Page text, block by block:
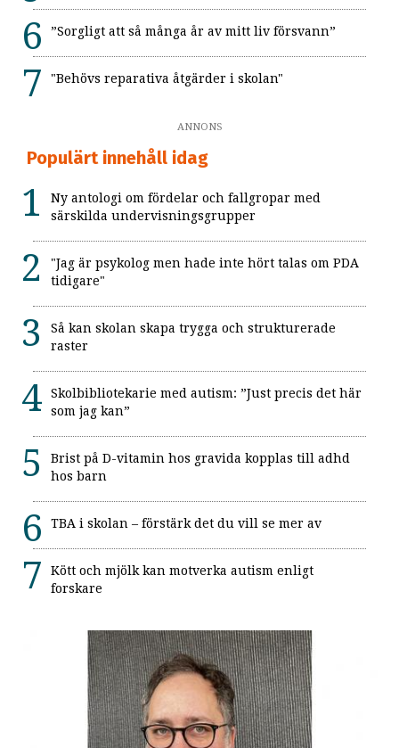
”Sorgligt att så många år av mitt liv försvann”
"Behövs reparativa åtgärder i skolan"
ANNONS
Populärt innehåll idag
Ny antologi om fördelar och fallgropar med
särskilda undervisningsgrupper
"Jag är psykolog men hade inte hört talas om PDA
tidigare"
Så kan skolan skapa trygga och strukturerade
raster
Skolbibliotekarie med autism: ”Just precis det här
som jag kan”
Brist på D-vitamin hos gravida kopplas till adhd
hos barn
TBA i skolan – förstärk det du vill se mer av
Kött och mjölk kan motverka autism enligt
forskare